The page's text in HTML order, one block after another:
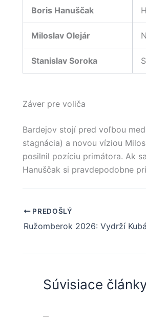
Boris Hanuščak
Miloslav Olejár
Stanislav Soroka
Záver pre voliča
Bardejov stojí pred voľbou
stagnácia) a novou víziou
posilnil pozíciu primátora. Ak
Hanuščak si pravdepodobne
PREDOŠLÝ
Súvisiace